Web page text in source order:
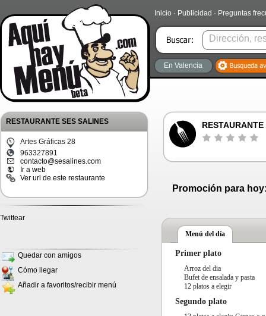
Inicio · Publicidad · Preguntas
En Valencia
RESTAURANTE SES SALINES
Artes Gráficas 28
963327891
contacto@sesalines.com
Ir a web
Ver url de este restaurante
Twittear
Quedar con amigos
Cómo llegar
Añadir a favoritos/recibir menú
Promoción para
Menú del día
Primer plato
Arroz del dia
Bufet de ensalada y pasta
12 platos a elegir
Segundo plato